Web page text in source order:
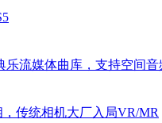
乐流媒体曲库，支持空间音
传统相机大厂入局VR/MR